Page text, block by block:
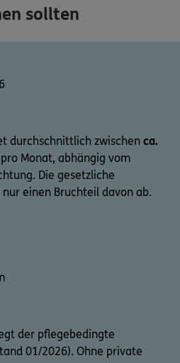
sollten
durchschnittlich zwischen ca.
pro Monat, abhängig vom
Die gesetzliche
einen Bruchteil davon ab.
der pflegebedingte
01/2026). Ohne private